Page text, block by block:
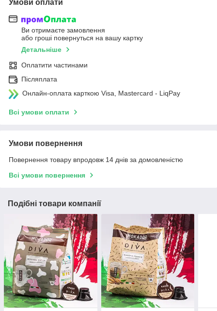
Умови оплати
Ви отримаєте замовлення
або гроші повернуться на вашу картку
Детальніше
Оплатити частинами
Післяплата
Онлайн-оплата карткою Visa, Mastercard - LiqPay
Всі умови оплати
Умови повернення
Повернення товару впродовж 14 днів за домовленістю
Всі умови повернення
Подібні товари компанії